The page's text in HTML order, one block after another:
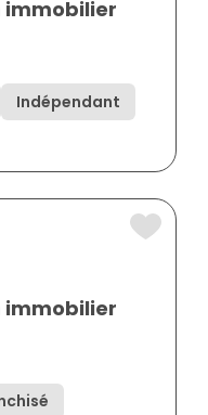
immobilier
Indépendant
immobilier